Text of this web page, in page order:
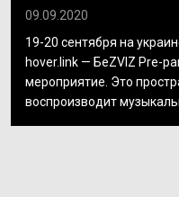
09.09.2020
19-20 сентября на
hover.link — БеZVIZ Pre-
мероприятие. Это
воспроизводит